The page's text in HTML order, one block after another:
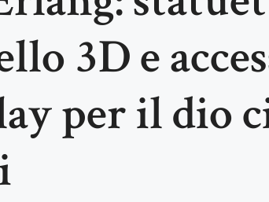
3D e
per il dio